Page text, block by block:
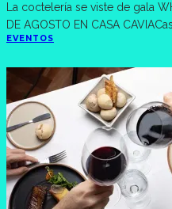
La coctelería se viste de gala
DE AGOSTO EN CASA
EVENTOS